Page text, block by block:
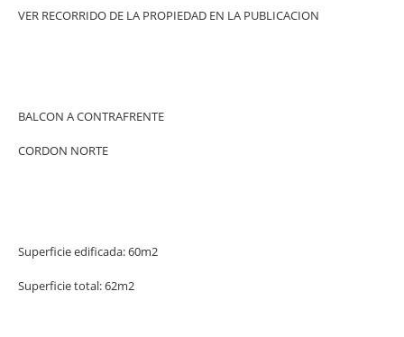
VER RECORRIDO DE LA PROPIEDAD EN LA PUBLICACION
BALCON A CONTRAFRENTE
CORDON NORTE
Superficie edificada: 60m2
Superficie total: 62m2